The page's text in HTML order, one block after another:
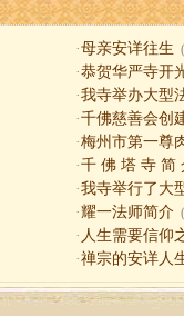
·母亲安详往生
·恭贺华严寺开
·我寺举办大型
·千佛慈善会创
·梅州市第一尊
·千 佛 塔 寺 简
·我寺举行了大
·耀一法师简介
· 人生需要信仰
·禅宗的安详人